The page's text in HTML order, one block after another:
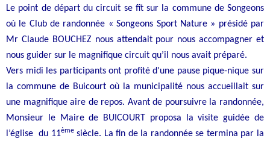
Le point de départ du circuit se fît sur la commune de Songeons
où le Club de randonnée « Songeons Sport Nature » présidé par
Mr Claude BOUCHEZ nous attendait pour nous accompagner et
nous guider sur le magnifique circuit qu’il nous avait préparé.
Vers midi les participants ont profité d'une pause pique-nique sur
la commune de Buicourt où la municipalité nous accueillait sur
une magnifique aire de repos. Avant de poursuivre la randonnée,
Monsieur le Maire de BUICOURT proposa la visite guidée de
l’église du 11èmesiècle. La fin de la randonnée se termina par la